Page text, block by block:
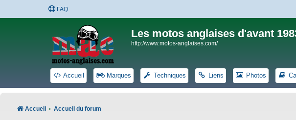
FAQ
Les motos anglaises d'avant
http://www.motos-anglaises.com/
Accueil Marques Techniques Liens Photos
Accueil Accueil du forum